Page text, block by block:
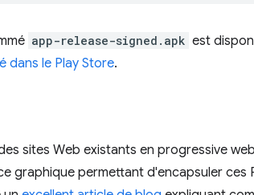
app-release-signed.apk est
dans le Play Store.
sites Web existants en progressive
graphique permettant d'encapsuler ces